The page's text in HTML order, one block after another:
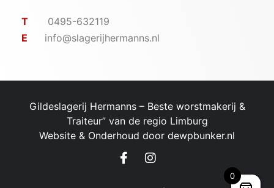
T
0495-632119
E
info@slagerijhermanns.nl
Gildeslagerij Hermanns – ​Beste worstmakerij &
Traiteur” van de regio Limburg
Website & Onderhoud door dewpbunker.nl
0